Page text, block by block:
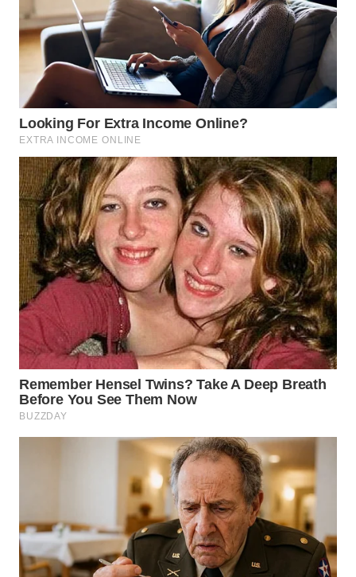
WN
KALTARA
WN
KALSEL
WN
KALTIM
WN
SULSEL
WN
GORONTALO
WN
SULUT
MALUKU
WN
WN
DANAU